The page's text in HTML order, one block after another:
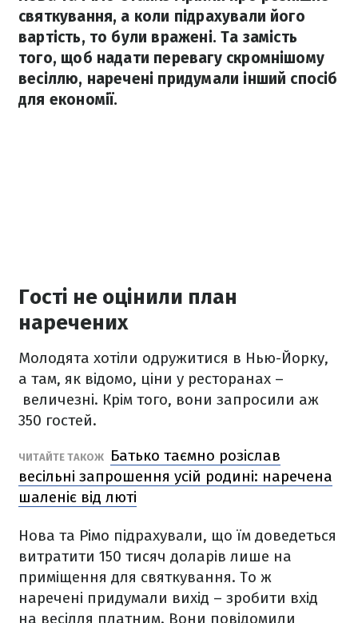
святкування, а коли підрахували його
вартість, то були вражені. Та замість
того, щоб надати перевагу скромнішому
весіллю, наречені придумали інший спосіб
для економії.
Гості не оцінили план
наречених
Молодята хотіли одружитися в Нью-Йорку,
а там, як відомо, ціни у ресторанах –
величезні. Крім того, вони запросили аж
350 гостей.
ЧИТАЙТЕ ТАКОЖ
Батько таємно розіслав
весільні запрошення усій родині: наречена
шаленіє від люті
Нова та Рімо підрахували, що їм доведеться
витратити 150 тисяч доларів лише на
приміщення для святкування. То ж
наречені придумали вихід – зробити вхід
на весілля платним. Вони повідомили